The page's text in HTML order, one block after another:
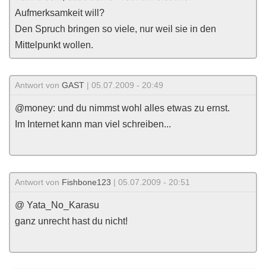
Aufmerksamkeit will?
Den Spruch bringen so viele, nur weil sie in den
Mittelpunkt wollen.
Antwort von GAST | 05.07.2009 - 20:49
@money: und du nimmst wohl alles etwas zu ernst.
Im Internet kann man viel schreiben...
Antwort von Fishbone123 | 05.07.2009 - 20:51
@ Yata_No_Karasu
ganz unrecht hast du nicht!